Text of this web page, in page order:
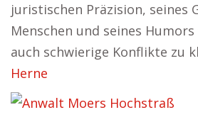
juristischen Präzision, seines
Menschen und seines
auch schwierige Konflikte zu
Herne